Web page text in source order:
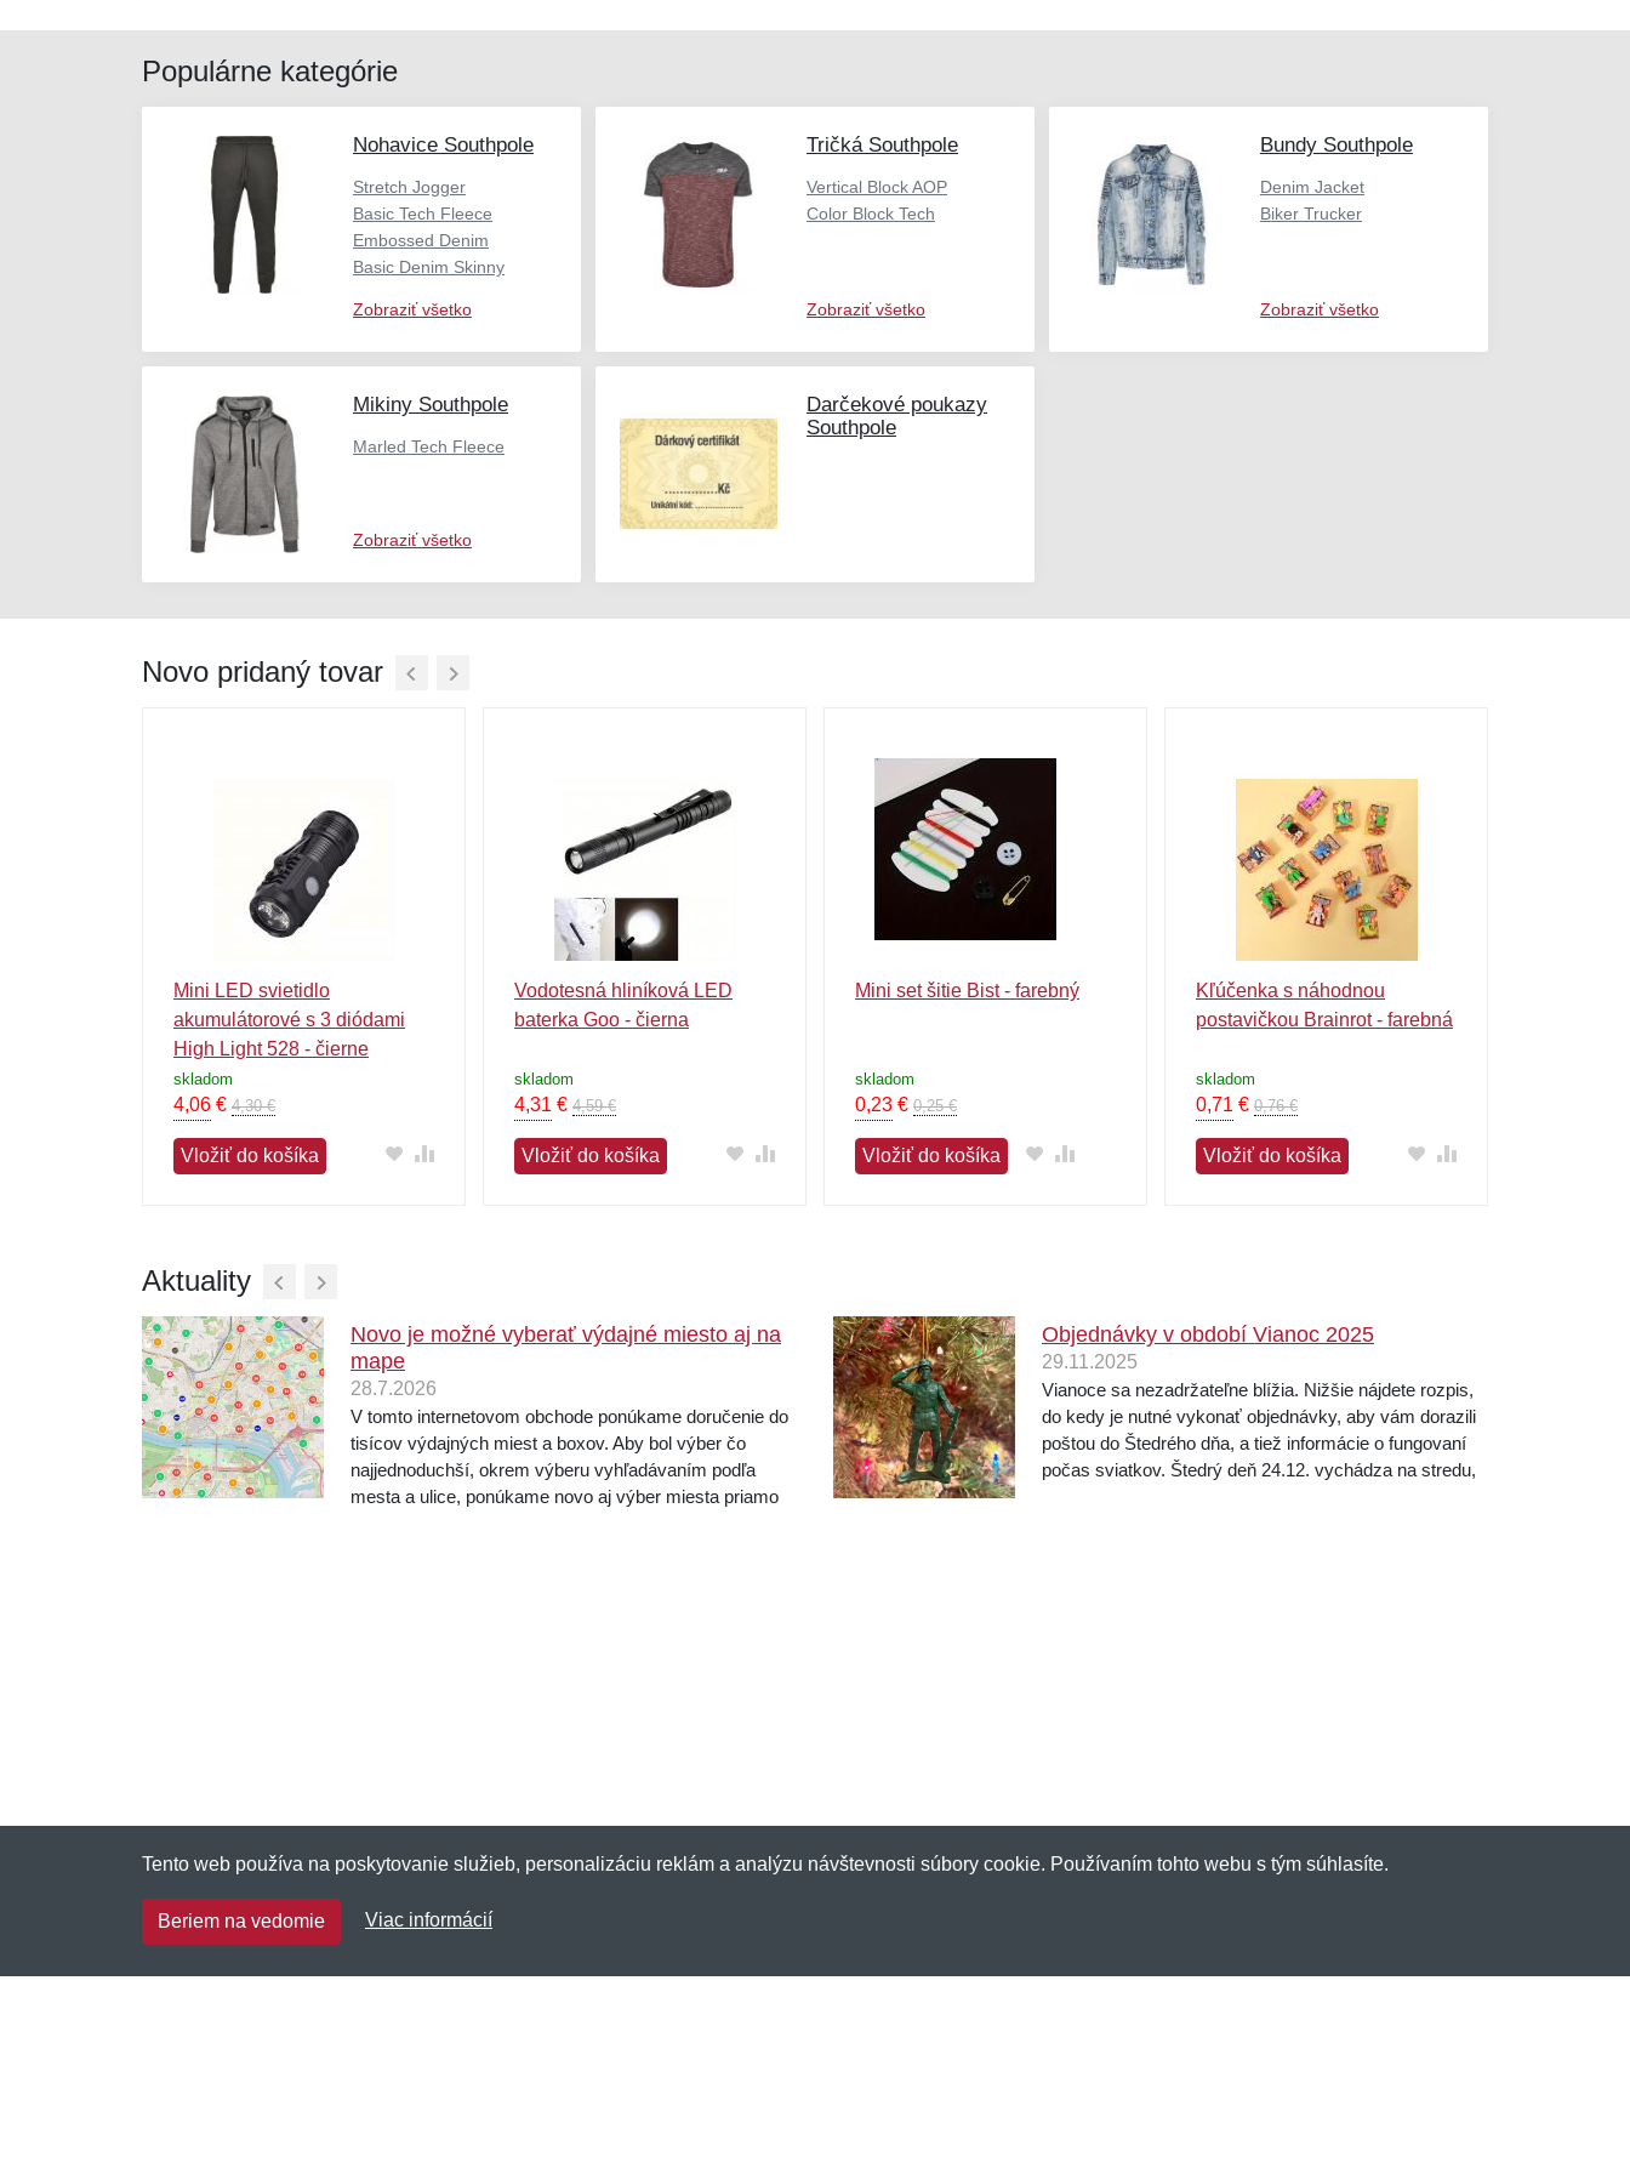
Populárne kategórie
Nohavice Southpole
Stretch Jogger
Basic Tech Fleece
Embossed Denim
Basic Denim Skinny
Zobraziť všetko
Tričká Southpole
Vertical Block AOP
Color Block Tech
Zobraziť všetko
Bundy Southpole
Denim Jacket
Biker Trucker
Zobraziť všetko
Mikiny Southpole
Marled Tech Fleece
Zobraziť všetko
Darčekové poukazy
Southpole
Novo pridaný tovar
Mini LED svietidlo
akumulátorové s 3 diódami
High Light 528 - čierne
skladom
4,06 € 4,30 €
Vložiť do košíka
Vodotesná hliníková LED
baterka Goo - čierna
skladom
4,31 € 4,59 €
Vložiť do košíka
Mini set šitie Bist - farebný
skladom
0,23 € 0,25 €
Vložiť do košíka
Kľúčenka s náhodnou
postavičkou Brainrot - farebná
skladom
0,71 € 0,76 €
Vložiť do košíka
Aktuality
Novo je možné vyberať výdajné miesto aj na
mape
28.7.2026
V tomto internetovom obchode ponúkame doručenie do
tisícov výdajných miest a boxov. Aby bol výber čo
najjednoduchší, okrem výberu vyhľadávaním podľa
mesta a ulice, ponúkame novo aj výber miesta priamo
Objednávky v období Vianoc 2025
29.11.2025
Vianoce sa nezadržateľne blížia. Nižšie nájdete rozpis,
do kedy je nutné vykonať objednávky, aby vám dorazili
poštou do Štedrého dňa, a tiež informácie o fungovaní
počas sviatkov. Štedrý deň 24.12. vychádza na stredu,
Tento web používa na poskytovanie služieb, personalizáciu reklám a analýzu návštevnosti súbory cookie. Používaním tohto webu s tým súhlasíte.
Beriem na vedomie Viac informácií